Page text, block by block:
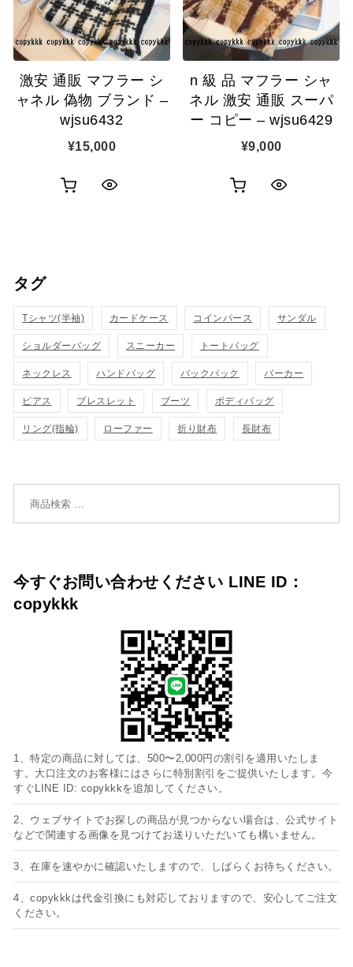
激安 通販 マフラー シ
ャネル 偽物 ブランド –
wjsu6432
¥15,000
n 級 品 マフラー シャ
ネル 激安 通販 スーパ
ー コピー – wjsu6429
¥9,000
タグ
Tシャツ(半袖) カードケース コインパース サンダル
ショルダーバッグ スニーカー トートバッグ
ネックレス ハンドバッグ バックパック パーカー
ピアス ブレスレット ブーツ ボディバッグ
リング(指輪) ローファー 折り財布 長財布
今すぐお問い合わせください LINE ID：
copykkk
1、特定の商品に対しては、500〜2,000円の割引を適用いたしま
す。大口注文のお客様にはさらに特別割引をご提供いたします。今
すぐLINE ID: copykkkを追加してください。
2、ウェブサイトでお探しの商品が見つからない場合は、公式サイト
などで関連する画像を見つけてお送りいただいても構いません。
3、在庫を速やかに確認いたしますので、しばらくお待ちください。
4、copykkkは代金引換にも対応しておりますので、安心してご注文
ください。